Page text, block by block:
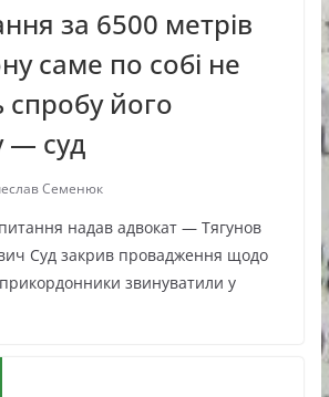
за 6500 метрів
саме по собі не
його
— суд
Семенюк
питання надав адвокат — Тягунов
Суд закрив провадження щодо
прикордонники звинуватили у